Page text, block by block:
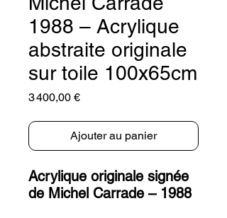
1988 – Acrylique
abstraite originale
sur toile 100x65cm
3 400,00 €Prix
Ajouter au panier
Acrylique originale signée
de Michel Carrade – 1988